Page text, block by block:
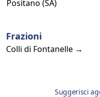
Positano (SA)
Frazioni
Colli di Fontanelle →
Suggerisci